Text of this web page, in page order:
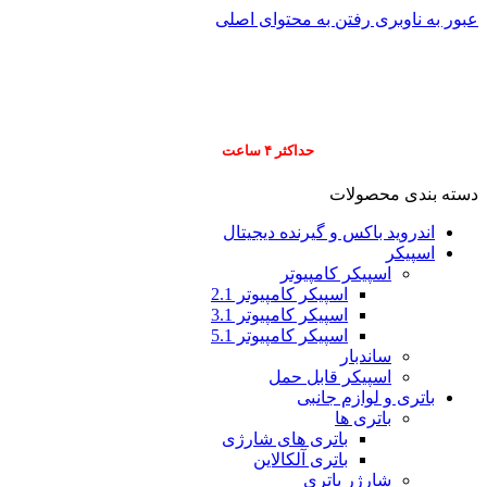
عبور به ناوبری رفتن به محتوای اصلی
حداکثر ۴ ساعت
دسته بندی محصولات
اندروید باکس و گیرنده دیجیتال
اسپیکر
اسپیکر کامپیوتر
اسپیکر کامپیوتر 2.1
اسپیکر کامپیوتر 3.1
اسپیکر کامپیوتر 5.1
ساندبار
اسپیکر قابل حمل
باتری و لوازم جانبی
باتری ها
باتری های شارژی
باتری آلکالاین
شارژر باتری